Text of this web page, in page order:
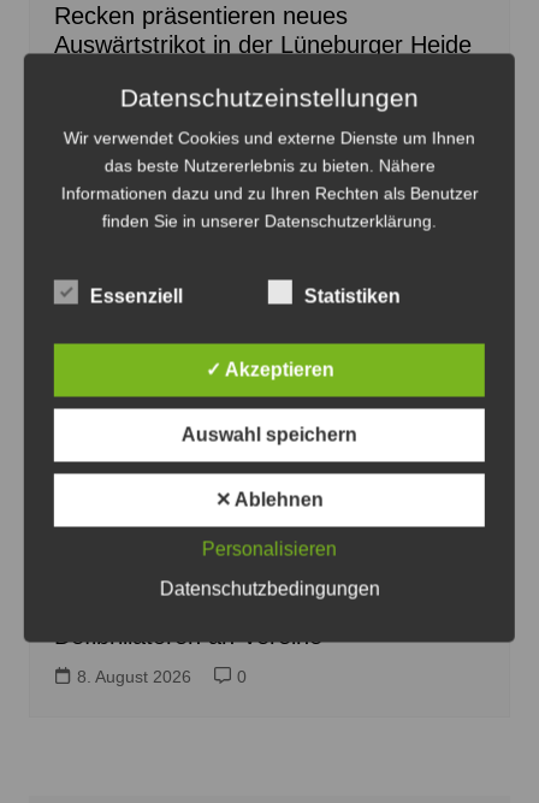
Recken präsentieren neues
Auswärtstrikot in der Lüneburger Heide
8. August 2026
Die Defibrillatoren können Leben retten - Foto:
Volksbank eG verlost VRhilft-
Defibrillatoren an Vereine
8. August 2026 0
Datenschutzeinstellungen
Wir verwendet Cookies und externe Dienste um Ihnen
das beste Nutzererlebnis zu bieten. Nähere
Informationen dazu und zu Ihren Rechten als Benutzer
finden Sie in unserer Datenschutzerklärung.
Essenziell Statistiken
✓ Akzeptieren
Auswahl speichern
✕ Ablehnen
Personalisieren
Datenschutzbedingungen